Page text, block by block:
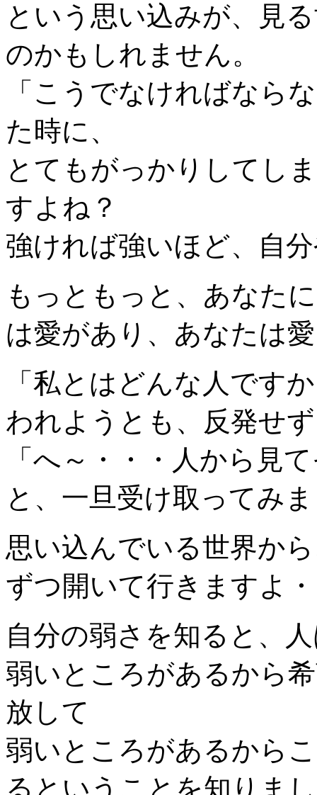
という思い込みが、見
のかもしれません。
「こうでなければなら
た時に、
とてもがっかりしてし
すよね？
強ければ強いほど、自
もっともっと、あなた
は愛があり、あなたは
「私とはどんな人です
われようとも、反発せ
「へ～・・・人から見
と、一旦受け取ってみ
思い込んでいる世界か
ずつ開いて行きますよ
自分の弱さを知ると、
弱いところがあるから
放して
弱いところがあるから
るということを知りま